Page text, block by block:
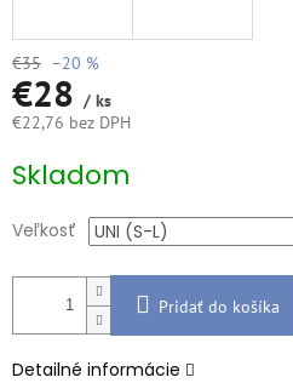
€35 –20 %
€28 / ks
€22,76 bez DPH
cena:
Skladom
Veľkosť
Pridať do košíka
Detailné informácie